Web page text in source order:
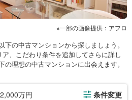
一部の画像提供：アフロ
の中古マンションから探しましょう。
、こだわり条件を追加してさらに詳し
の理想の中古マンションに出会えます。
万円 条件変更